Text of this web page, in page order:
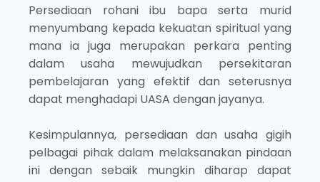
Persediaan rohani ibu bapa serta murid
menyumbang kepada kekuatan spiritual yang
mana ia juga merupakan perkara penting
dalam usaha mewujudkan persekitaran
pembelajaran yang efektif dan seterusnya
dapat menghadapi UASA dengan jayanya.
Kesimpulannya, persediaan dan usaha gigih
pelbagai pihak dalam melaksanakan pindaan
ini dengan sebaik mungkin diharap dapat